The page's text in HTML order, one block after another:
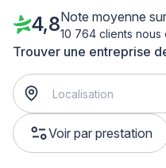
Trouver une entreprise
Voir par prestation
4,8Note moyenne
10 764 clients